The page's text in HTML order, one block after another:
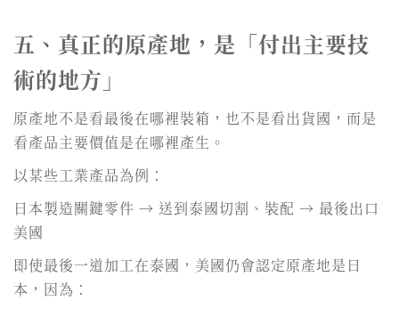
五、真正的原產地，是「付出主要技
術的地方」
原產地不是看最後在哪裡裝箱，也不是看出貨國，而是
看產品主要價值是在哪裡產生。
以某些工業產品為例：
日本製造關鍵零件 → 送到泰國切割、裝配 → 最後出口
美國
即使最後一道加工在泰國，美國仍會認定原產地是日
本，因為：